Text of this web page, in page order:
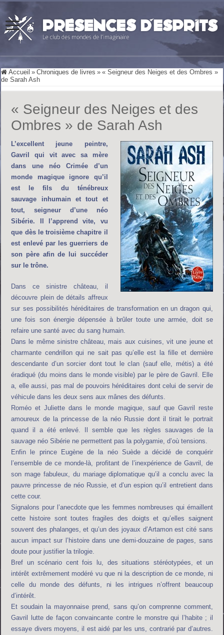
Accueil » Chroniques de livres » « Seigneur des Neiges et des Ombres »
de Sarah Ash
« Seigneur des Neiges et des
Ombres » de Sarah Ash
L’excellent jeune peintre,
Gavril qui vit avec sa mère
dans une néo Crimée d’un
monde magique ignore qu’il
est le fils du ténébreux
sauvage inhumain et tout et
tout, seigneur d’une néo
Sibérie. Il l’apprend vite, vu
que dès le troisième chapitre il
est enlevé par les guerriers de
son père afin de lui succéder
sur le trône.
Dans ce sinistre château, il
découvre plein de détails affreux
sur ses possibilités héréditaires de transformation en un dragon qui,
une fois son énergie dépensée à brûler toute une armée, doit se
refaire une santé avec du sang humain.
Dans le même sinistre château, mais aux cuisines, vit une jeune et
charmante cendrillon qui ne sait pas qu’elle est la fille et dernière
descendante d’un sorcier dont tout le clan (sauf elle, métis) a été
éradiqué (du moins dans le monde visible) par le père de Gavril. Elle
a, elle aussi, pas mal de pouvoirs héréditaires dont celui de servir de
véhicule dans les deux sens aux mânes des défunts.
Roméo et Juliette dans le monde magique, sauf que Gavril reste
amoureux de la princesse de la néo Russie dont il tirait le portrait
quand il a été enlevé. Il semble que les règles sauvages de la
sauvage néo Sibérie ne permettent pas la polygamie, d’où tensions.
Enfin le prince Eugène de la néo Suède a décidé de conquérir
l’ensemble de ce monde-là, profitant de l’inexpérience de Gavril, de
son mage fabuleux, du mariage diplomatique qu’il a conclu avec la
pauvre princesse de néo Russie, et d’un espion qu’il entretient dans
cette cour.
Signalons pour l’anecdote que les femmes nombreuses qui émaillent
cette histoire sont toutes fragiles des doigts et qu’elles saignent
souvent des phalanges, et qu’un des joyaux d’Artamon est cité sans
aucun impact sur l’histoire dans une demi-douzaine de pages, sans
doute pour justifier la trilogie.
Bref un scénario cent fois lu, des situations stéréotypées, et un
intérêt extrêmement modéré vu que ni la description de ce monde, ni
celle du monde des défunts, ni les intrigues n’offrent beaucoup
d’intérêt.
Et soudain la mayonnaise prend, sans qu’on comprenne comment,
Gavril lutte de façon convaincante contre le monstre qui l’habite ; il
essaye divers moyens, il est aidé par les uns, contrarié par d’autres.